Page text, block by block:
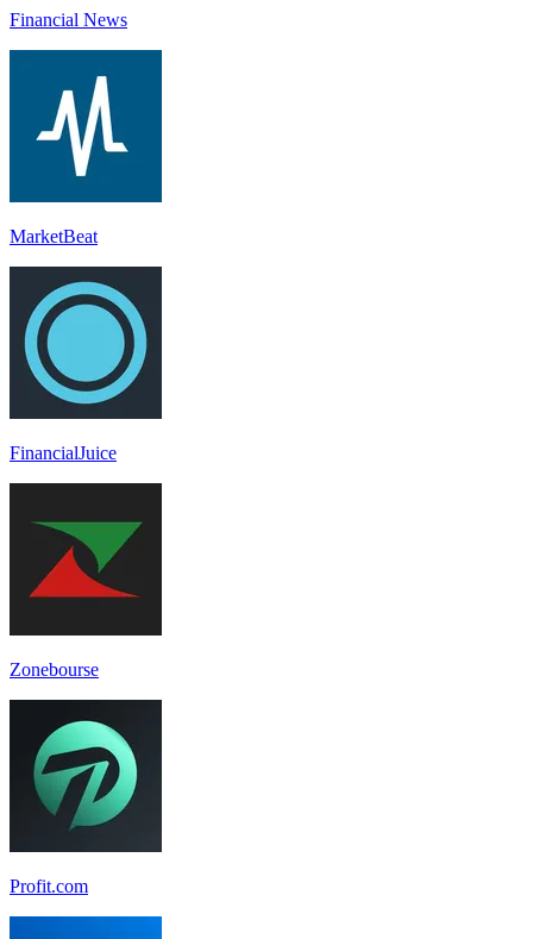
Financial News
MarketBeat
FinancialJuice
Zonebourse
Profit.com